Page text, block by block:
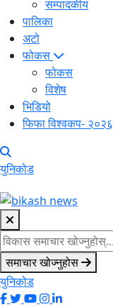
सम्पादकीय
पालिका
अटो
फोकस
फोकस
विशेष
भिडियो
फिफा विश्वकप- २०२६
युनिकोड
समाचार खोज्नुहोस
युनिकोड